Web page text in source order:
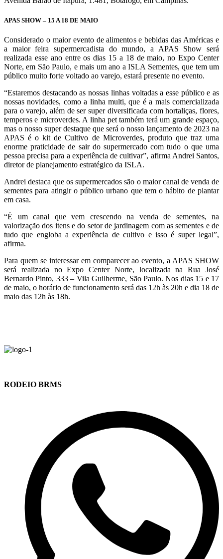
APAS SHOW – 15 A 18 DE MAIO
Considerado o maior evento de alimentos e bebidas das Américas e
a maior feira supermercadista do mundo, a APAS Show será
realizada esse ano entre os dias 15 a 18 de maio, no Expo Center
Norte, em São Paulo, e mais um ano a ISLA Sementes, que tem um
público muito forte voltado ao varejo, estará presente no evento.
“Estaremos destacando as nossas linhas voltadas a esse público e as
nossas novidades, como a linha multi, que é a mais comercializada
para o varejo, além de ser super diversificada com hortaliças, flores,
temperos e microverdes. A linha pet também terá um grande espaço,
mas o nosso super destaque que será o nosso lançamento de 2023 na
APAS é o kit de Cultivo de Microverdes, produto que traz uma
enorme praticidade de sair do supermercado com tudo o que uma
pessoa precisa para a experiência de cultivar”, afirma Andrei Santos,
diretor de planejamento estratégico da ISLA.
Andrei destaca que os supermercados são o maior canal de venda de
sementes para atingir o público urbano que tem o hábito de plantar
em casa.
“É um canal que vem crescendo na venda de sementes, na
valorização dos itens e do setor de jardinagem com as sementes e de
tudo que engloba a experiência de cultivo e isso é super legal”,
afirma.
Para quem se interessar em comparecer ao evento, a APAS SHOW
será realizada no Expo Center Norte, localizada na Rua José
Bernardo Pinto, 333 – Vila Guilherme, São Paulo. Nos dias 15 e 17
de maio, o horário de funcionamento será das 12h às 20h e dia 18 de
maio das 12h às 18h.
RODEIO BRMS